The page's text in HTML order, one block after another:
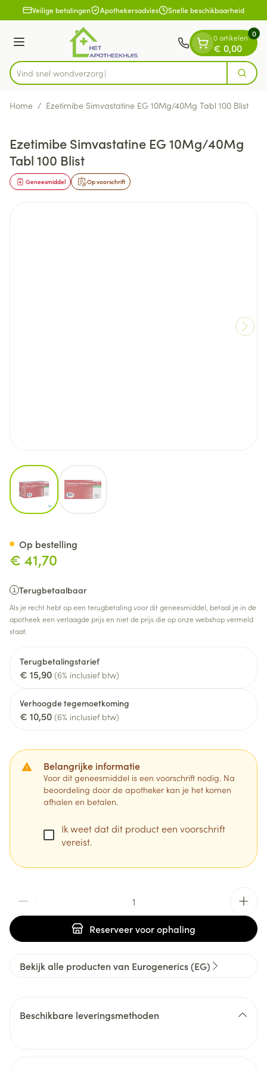
Ga naar de inhoud
1 van 1Veilige betalingen Apothekersadvies Snelle beschikbaarheid
Menu
Product, merk, categorie...
Vind snel wo Zoek
0 artikelen
€ 0,00
0
Home / Ezetimibe Simvastatine EG 10Mg/40Mg Tabl 100 Blist
Ezetimibe Simvastatine EG 10Mg/40Mg
Tabl 100 Blist
Op voorschrift
Geneesmiddel
View larger image
€ 41,70
Terugbetaalbaar
Als je recht hebt op een terugbetaling voor dit geneesmiddel, betaal je in de
apotheek een verlaagde prijs en niet de prijs die op onze webshop vermeld
staat.
Terugbetalingstarief
€ 15,90 (6% inclusief btw)
Verhoogde tegemoetkoming
€ 10,50 (6% inclusief btw)
Belangrijke informatie
Voor dit geneesmiddel is een voorschrift nodig. Na
beoordeling door de apotheker kan je het komen
afhalen en betalen.
Ik weet dat dit product een voorschrift
vereist.
Reserveervoor ophaling
Op bestelling
Bekijk alle producten van Eurogenerics (EG)
Beschikbare leveringsmethoden